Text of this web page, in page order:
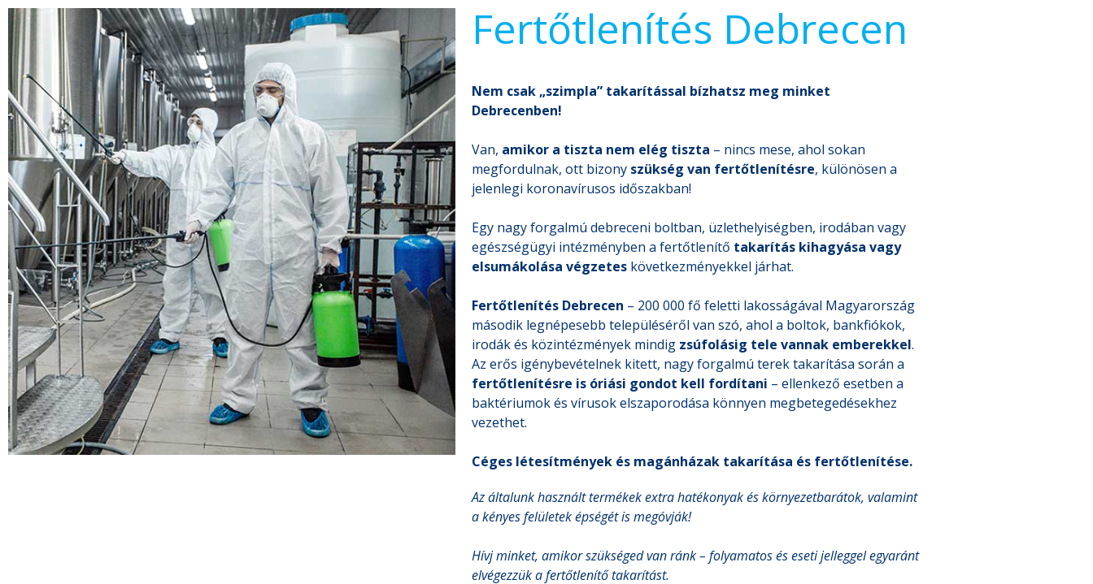
Fertőtlenítés Debrecen
Nem csak „szimpla” takarítással bízhatsz meg minket
Debrecenben!
Van, amikor a tiszta nem elég tiszta – nincs mese, ahol sokan
megfordulnak, ott bizony szükség van fertőtlenítésre, különösen a
jelenlegi koronavírusos időszakban!
Egy nagy forgalmú debreceni boltban, üzlethelyiségben, irodában vagy
egészségügyi intézményben a fertőtlenítő takarítás kihagyása vagy
elsumákolása végzetes következményekkel járhat.
Fertőtlenítés Debrecen – 200 000 fő feletti lakosságával Magyarország
második legnépesebb településéről van szó, ahol a boltok, bankfiókok,
irodák és közintézmények mindig zsúfolásig tele vannak emberekkel.
Az erős igénybevételnek kitett, nagy forgalmú terek takarítása során a
fertőtlenítésre is óriási gondot kell fordítani – ellenkező esetben a
baktériumok és vírusok elszaporodása könnyen megbetegedésekhez
vezethet.
Céges létesítmények és magánházak takarítása és fertőtlenítése.
Az általunk használt termékek extra hatékonyak és környezetbarátok, valamint
a kényes felületek épségét is megóvják!
Hívj minket, amikor szükséged van ránk – folyamatos és eseti jelleggel egyaránt
elvégezzük a fertőtlenítő takarítást.